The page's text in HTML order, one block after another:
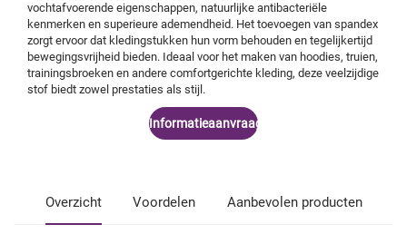
vochtafvoerende eigenschappen, natuurlijke antibacteriële
kenmerken en superieure ademendheid. Het toevoegen van spandex
zorgt ervoor dat kledingstukken hun vorm behouden en tegelijkertijd
bewegingsvrijheid bieden. Ideaal voor het maken van hoodies, truien,
trainingsbroeken en andere comfortgerichte kleding, deze veelzijdige
stof biedt zowel prestaties als stijl.
Informatieaanvraag
Overzicht Voordelen Aanbevolen producten